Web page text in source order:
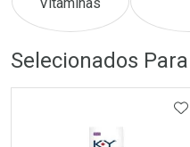
Comprar sem Desconto
Por R$ 686,00/cada
Por R$ 686,00/cada
Selecionados